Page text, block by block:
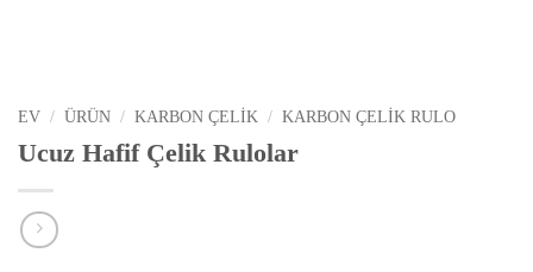
EV / ÜRÜN / KARBON ÇELIK / KARBON ÇELIK RULO
Ucuz Hafif Çelik Rulolar